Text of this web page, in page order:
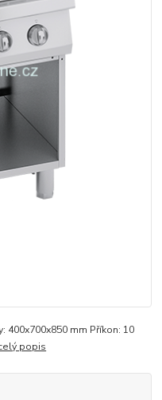
400x700x850 mm Příkon: 10
popis